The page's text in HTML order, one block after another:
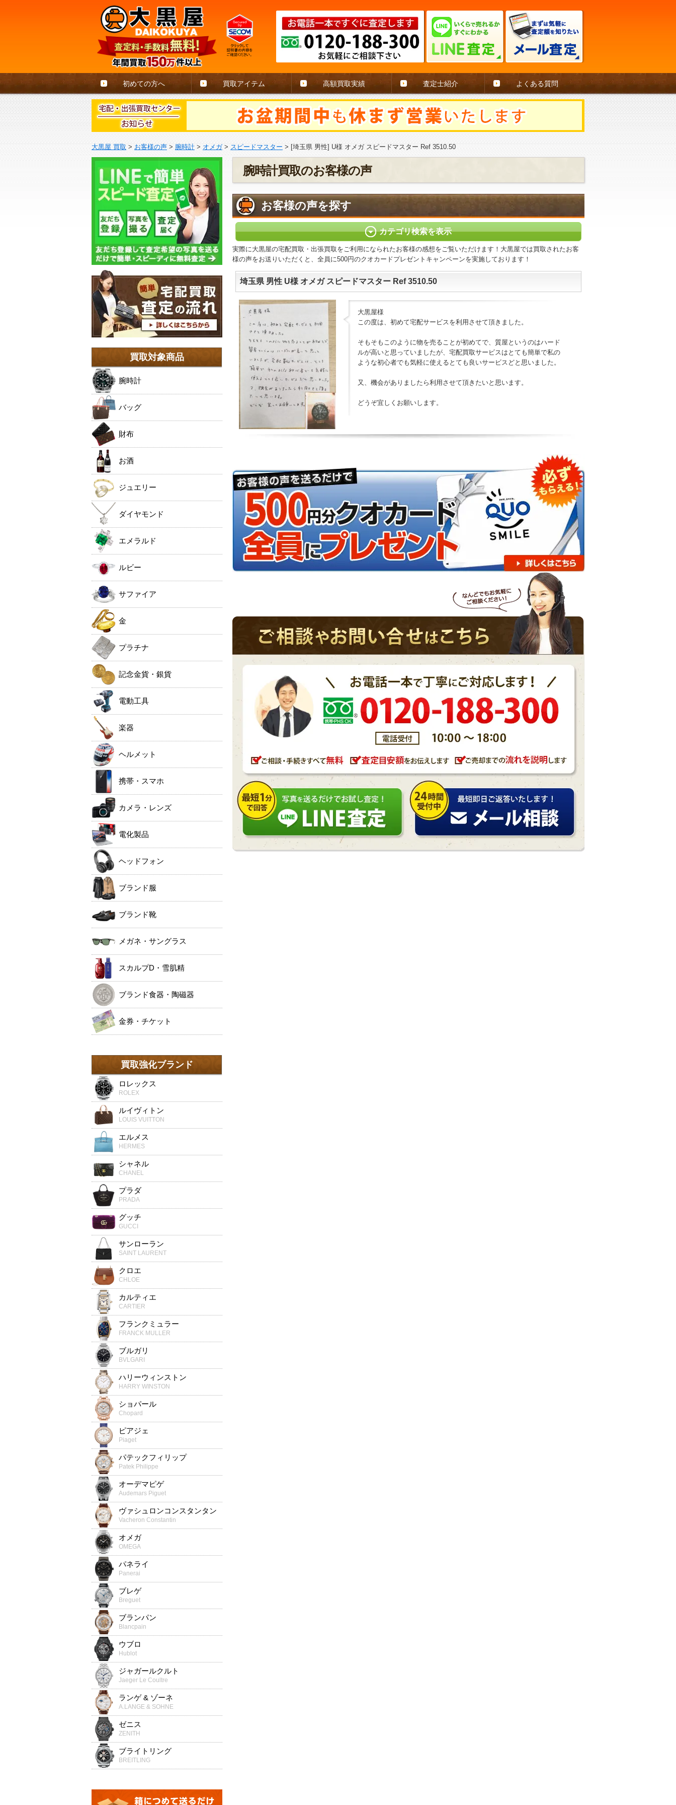
初めての方へ 買取アイテム 高額買取実績 査定士紹介 よくある質問
大黒屋 買取 > お客様の声 > 腕時計 > オメガ> スピードマスター > [埼玉県 男性] U様 オメガ スピードマスター Ref 3510.50
腕時計買取のお客様の声
お客様の声を探す
カテゴリ検索を表示
実際に大黒屋の宅配買取・出張買取をご利用になられたお客様の感想をご覧いただけます！大黒屋では買取されたお客
様の声をお送りいただくと、全員に500円のクオカードプレゼントキャンペーンを実施しております！
埼玉県 男性 U様 オメガ スピードマスター Ref 3510.50
大黒屋様
この度は、初めて宅配サービスを利用させて頂きました。
そもそもこのように物を売ることが初めてで、質屋というのはハード
ルが高いと思っていましたが、宅配買取サービスはとても簡単で私の
ような初心者でも気軽に使えるとても良いサービスどと思いました。
又、機会がありましたら利用させて頂きたいと思います。
どうぞ宜しくお願いします。
買取対象商品
腕時計
バッグ
財布
お酒
ジュエリー
ダイヤモンド
エメラルド
ルビー
サファイア
金
プラチナ
記念金貨・銀貨
電動工具
楽器
ヘルメット
携帯・スマホ
カメラ・レンズ
電化製品
ヘッドフォン
ブランド服
ブランド靴
メガネ・サングラス
スカルプD・雪肌精
ブランド食器・陶磁器
金券・チケット
買取強化ブランド
ロレックス
ROLEX
ルイヴィトン
LOUIS VUITTON
エルメス
HERMES
シャネル
CHANEL
プラダ
PRADA
グッチ
GUCCI
サンローラン
SAINT LAURENT
クロエ
CHLOE
カルティエ
CARTIER
フランクミュラー
FRANCK MULLER
ブルガリ
BVLGARI
ハリーウィンストン
HARRY WINSTON
ショパール
Chopard
ピアジェ
Piaget
パテックフィリップ
Patek Philippe
オーデマピゲ
Audemars Piguet
ヴァシュロンコンスタンタン
Vacheron Constantin
オメガ
OMEGA
パネライ
Panerai
ブレゲ
Breguet
ブランパン
Blancpain
ウブロ
Hublot
ジャガールクルト
Jaeger Le Coultre
ランゲ & ゾーネ
A.LANGE & SOHNE
ゼニス
ZENITH
ブライトリング
BREITLING